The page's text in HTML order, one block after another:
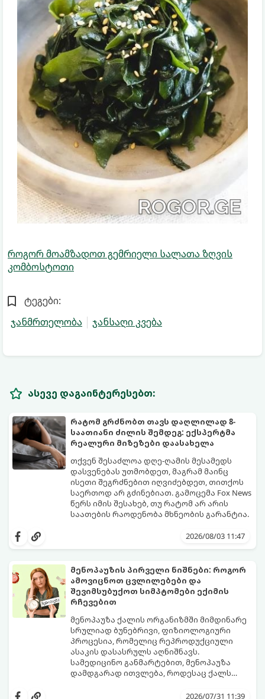
როგორ მოამზადოთ გემრიელი სალათა ზღვის
კომბოსტოთი
ტეგები:
ჯანმრთელობა
ჯანსაღი კვება
ასევე დაგაინტერესებთ:
რატომ გრძნობთ თავს დაღლილად 8-
საათიანი ძილის შემდეგ: ექსპერტმა
რეალური მიზეზები დაასახელა
თქვენ შესაძლოა დღე-ღამის მესამედს
დასვენებას უთმობდეთ, მაგრამ მაინც
ისეთი შეგრძნებით იღვიძებდეთ, თითქოს
საერთოდ არ გძინებიათ. გამოცემა Fox News
წერს იმის შესახებ, თუ რატომ არ არის
საათების რაოდენობა მხნეობის გარანტია.
2026/08/03 11:47
მენოპაუზის პირველი ნიშნები: როგორ
ამოვიცნოთ ცვლილებები და
შევიმსუბუქოთ სიმპტომები ექიმის
რჩევებით
მენოპაუზა ქალის ორგანიზმში მიმდინარე
სრულიად ბუნებრივი, ფიზიოლოგიური
პროცესია, რომელიც რეპროდუქციული
ასაკის დასასრულს აღნიშნავს.
სამედიცინო განმარტებით, მენოპაუზა
დამდგარად ითვლება, როდესაც ქალს
ცვლილებები ამ მომენტამდე ბევრად ადრე
2026/07/31 11:39